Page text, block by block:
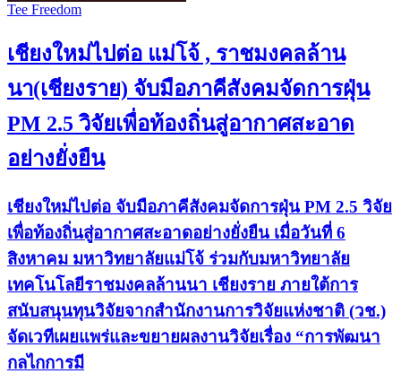
Tee Freedom
เชียงใหม่ไปต่อ แม่โจ้ , ราชมงคลล้าน
นา(เชียงราย) จับมือภาคีสังคมจัดการฝุ่น
PM 2.5 วิจัยเพื่อท้องถิ่นสู่อากาศสะอาด
อย่างยั่งยืน
เชียงใหม่ไปต่อ จับมือภาคีสังคมจัดการฝุ่น PM 2.5 วิจัย
เพื่อท้องถิ่นสู่อากาศสะอาดอย่างยั่งยืน เมื่อวันที่ 6
สิงหาคม มหาวิทยาลัยแม่โจ้ ร่วมกับมหาวิทยาลัย
เทคโนโลยีราชมงคลล้านนา เชียงราย ภายใต้การ
สนับสนุนทุนวิจัยจากสำนักงานการวิจัยแห่งชาติ (วช.)
จัดเวทีเผยแพร่และขยายผลงานวิจัยเรื่อง “การพัฒนา
กลไกการมี